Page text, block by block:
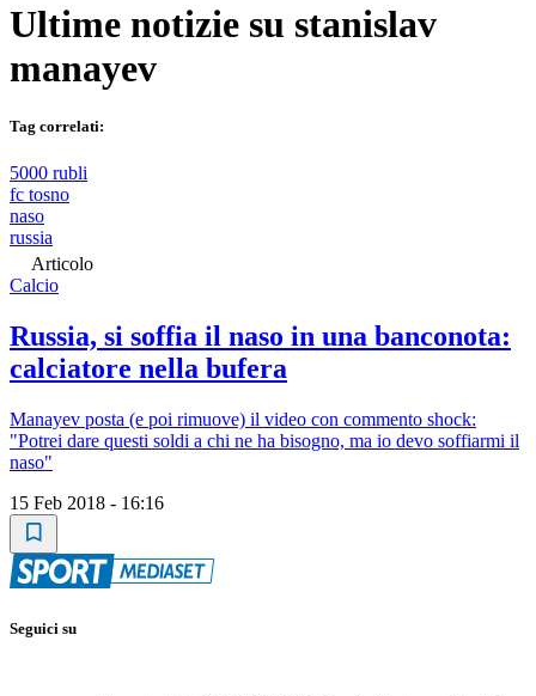
Ultime notizie su stanislav
manayev
Tag correlati:
5000 rubli
fc tosno
naso
russia
Articolo
Calcio
Russia, si soffia il naso in una banconota:
calciatore nella bufera
Manayev posta (e poi rimuove) il video con commento shock:
"Potrei dare questi soldi a chi ne ha bisogno, ma io devo soffiarmi il
naso"
15 Feb 2018 - 16:16
Seguici su